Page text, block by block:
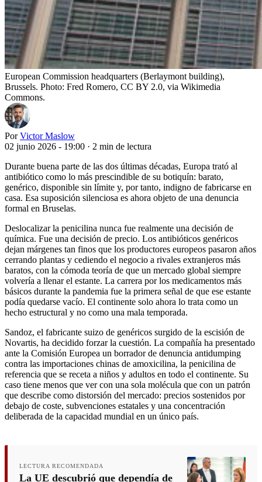
European Commission headquarters (Berlaymont building),
Brussels. Photo: Fred Romero, CC BY 2.0, via Wikimedia
Commons.
Por Victor Maslow
02 junio 2026 - 19:00 · 2 min de lectura
Durante buena parte de las dos últimas décadas, Europa trató al
antibiótico como lo más prescindible de su botiquín: barato,
genérico, disponible sin límite y, por tanto, indigno de fabricarse en
casa. Esa suposición silenciosa es ahora objeto de una denuncia
formal en Bruselas.
Deslocalizar la penicilina nunca fue realmente una decisión de
química. Fue una decisión de precio. Los antibióticos genéricos
dejan márgenes tan finos que los productores europeos pasaron años
cerrando plantas y cediendo el negocio a rivales extranjeros más
baratos, con la cómoda teoría de que un mercado global siempre
volvería a llenar el estante. La carrera por los medicamentos más
básicos durante la pandemia fue la primera señal de que ese estante
podía quedarse vacío. El continente solo ahora lo trata como un
hecho estructural y no como una mala temporada.
Sandoz, el fabricante suizo de genéricos surgido de la escisión de
Novartis, ha decidido forzar la cuestión. La compañía ha presentado
ante la Comisión Europea un borrador de denuncia antidumping
contra las importaciones chinas de amoxicilina, la penicilina de
referencia que se receta a niños y adultos en todo el continente. Su
caso tiene menos que ver con una sola molécula que con un patrón
que describe como distorsión del mercado: precios sostenidos por
debajo de coste, subvenciones estatales y una concentración
deliberada de la capacidad mundial en un único país.
LECTURA RECOMENDADA
La UE descubrió que dependía de